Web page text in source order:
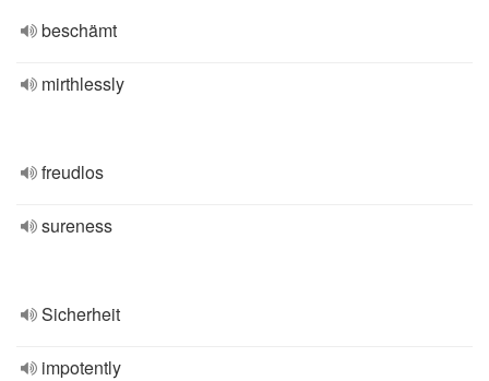
beschämt
mirthlessly
freudlos
sureness
Sicherheit
impotently